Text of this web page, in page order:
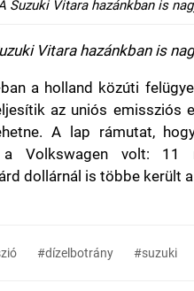
Suzuki Vitara hazánkban is
Vitara hazánkban is
a holland közúti
az uniós emissziós
A lap rámutat,
a Volkswagen volt:
dollárnál is többe került
#dízelbotrány #suzuki